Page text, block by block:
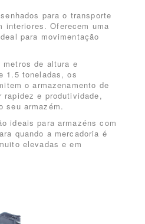
para o transporte
interiores. Oferecem uma
para movimentação
metros de altura e
1.5 toneladas, os
o armazenamento de
rapidez e produtividade,
seu armazém.
ideais para armazéns com
quando a mercadoria é
elevadas e em